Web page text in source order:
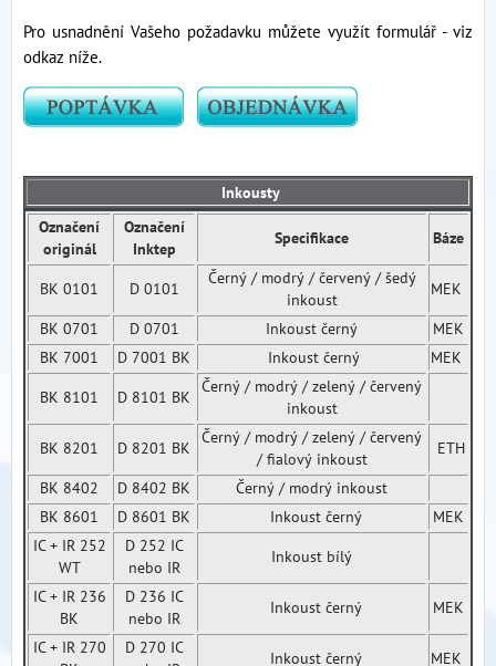
Pro usnadnění Vašeho požadavku můžete využít formulář - viz
odkaz níže.
Inkousty
Označení
originál
Označení
Inktep
Specifikace Báze
BK 0101 D 0101
Černý / modrý / červený / šedý
inkoust
MEK
BK 0701
D 0701 Inkoust černý
MEK
BK 7001
D 7001 BK Inkoust černý
MEK
BK 8101
D 8101 BK
Černý / modrý / zelený / červený
inkoust
BK 8201
D 8201 BK
Černý / modrý / zelený / červený
/ fialový inkoust
ETH
BK 8402
D 8402 BK
Černý / modrý inkoust
BK 8601
D 8601 BK Inkoust černý
MEK
IC + IR 252
WT
D 252 IC
nebo IR
Inkoust bílý
IC + IR 236
BK
D 236 IC
nebo IR
Inkoust černý
MEK
IC + IR 270
D 270 IC
Inkoust černý MEK